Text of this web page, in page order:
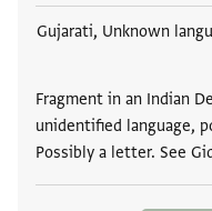
Gujarati, Unknown
Fragment in an Indian
unidentified language,
Possibly a letter. See